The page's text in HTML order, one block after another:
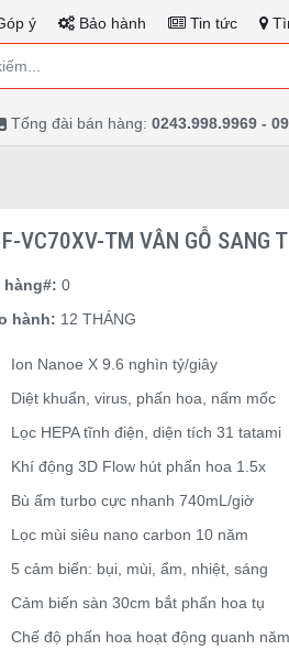
ý Bảo hành Tin tức
Tổng đài bán hàng:0243.998.9969 -
VC70XV-TM VÂN GỖ SANG
hàng#:0
hành: 12 THÁNG
Ion Nanoe X 9.6 nghìn tỷ/giây
Diệt khuẩn, virus, phấn hoa, nấm mốc
Lọc HEPA tĩnh điện, diện tích 31 tatami
Khí động 3D Flow hút phấn hoa 1.5x
Bù ẩm turbo cực nhanh 740mL/giờ
Lọc mùi siêu nano carbon 10 năm
5 cảm biến: bụi, mùi, ẩm, nhiệt, sáng
Cảm biến sàn 30cm bắt phấn hoa tụ
Chế độ phấn hoa hoạt động quanh năm